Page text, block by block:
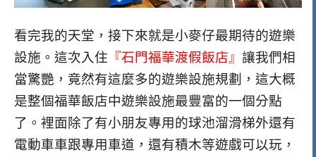
看完我的天堂，接下來就是小麥仔最期待的遊樂
設施。這次入住 『石門福華渡假飯店』 讓我們相
當驚艷，竟然有這麼多的遊樂設施規劃，這大概
是整個福華飯店中遊樂設施最豐富的一個分點
了。裡面除了有小朋友專用的球池溜滑梯外還有
電動車車跟專用車道，還有積木等遊戲可以玩，